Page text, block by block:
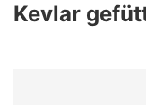
Kevlar